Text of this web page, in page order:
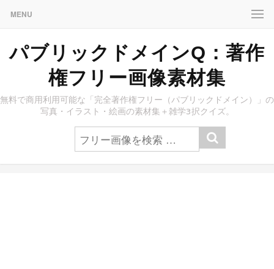
MENU
パブリックドメインQ：著作
権フリー画像素材集
無料で商用利用可能な「完全著作権フリー（パブリックドメイン）」の
写真・イラスト・絵画の素材集＋雑学3択クイズ。